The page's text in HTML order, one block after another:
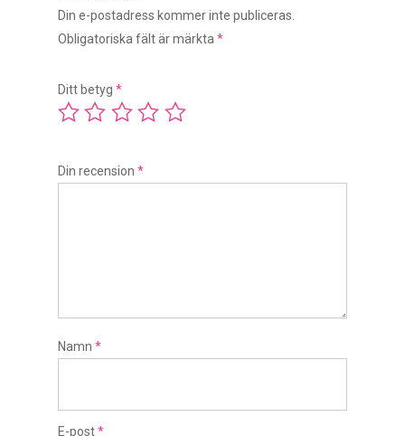
Din e-postadress kommer inte publiceras.
Obligatoriska fält är märkta *
Ditt betyg *
Din recension *
Namn *
E-post*